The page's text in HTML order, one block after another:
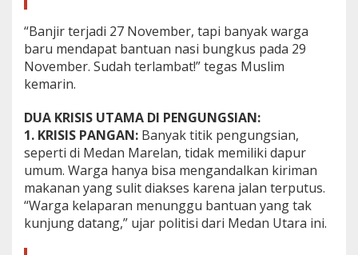
t
d
i
g
u
n
g
s
i
a
n
“Banjir terjadi 27 November, tapi banyak warga
baru mendapat bantuan nasi bungkus pada 29
November. Sudah terlambat!” tegas Muslim
kemarin.
DUA KRISIS UTAMA DI PENGUNGSIAN:
1. KRISIS PANGAN: Banyak titik pengungsian,
seperti di Medan Marelan, tidak memiliki dapur
umum. Warga hanya bisa mengandalkan kiriman
makanan yang sulit diakses karena jalan terputus.
“Warga kelaparan menunggu bantuan yang tak
kunjung datang,” ujar politisi dari Medan Utara ini.